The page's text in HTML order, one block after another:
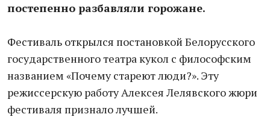
постепенно разбавляли горожане.
Фестиваль открылся постановкой Белорусского
государственного театра кукол с философским
названием «Почему стареют люди?». Эту
режиссерскую работу Алексея Лелявского жюри
фестиваля признало лучшей.